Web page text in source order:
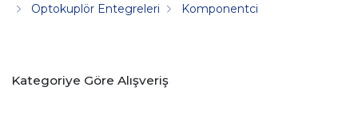
Optokuplör Entegreleri
Komponentci
Kategoriye Göre Alışveriş